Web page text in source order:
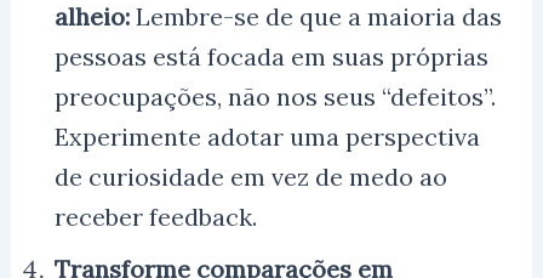
alheio:Lembre-se de que a maioria das
pessoas está focada em suas próprias
preocupações, não nos seus “defeitos”.
Experimente adotar uma perspectiva
de curiosidade em vez de medo ao
receber feedback.
Transforme comparações em